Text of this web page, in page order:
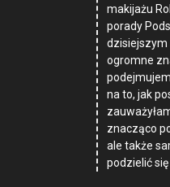
makijażu
porady
ogromne
na to, jak
znacząco
ale także
podzielić się